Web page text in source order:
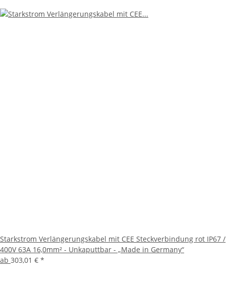
Starkstrom Verlängerungskabel mit CEE Steckverbindung rot IP67 /
400V 63A 16,0mm² - Unkaputtbar - „Made in Germany“
ab 303,01 € *